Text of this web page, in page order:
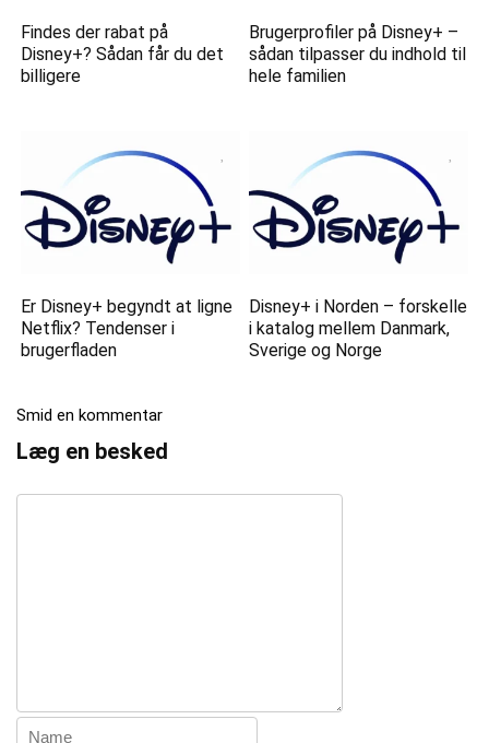
Findes der rabat på
Disney+? Sådan får du det
billigere
Brugerprofiler på Disney+ –
sådan tilpasser du indhold til
hele familien
Er Disney+ begyndt at ligne
Netflix? Tendenser i
brugerfladen
Disney+ i Norden – forskelle
i katalog mellem Danmark,
Sverige og Norge
Smid en kommentar
Læg en besked